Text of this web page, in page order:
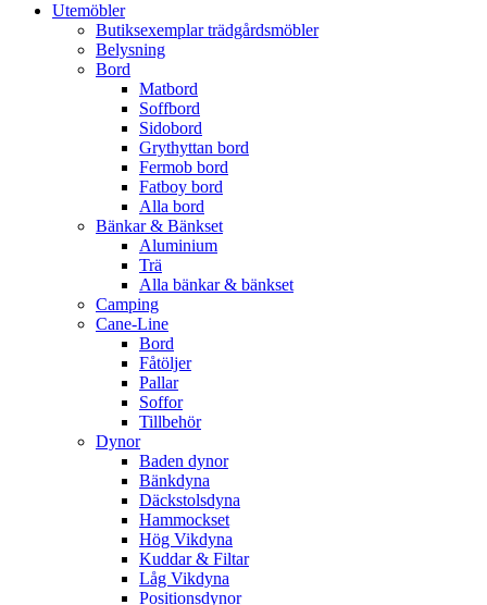
Utemöbler
Butiksexemplar trädgårdsmöbler
Belysning
Bord
Matbord
Soffbord
Sidobord
Grythyttan bord
Fermob bord
Fatboy bord
Alla bord
Bänkar & Bänkset
Aluminium
Trä
Alla bänkar & bänkset
Camping
Cane-Line
Bord
Fåtöljer
Pallar
Soffor
Tillbehör
Dynor
Baden dynor
Bänkdyna
Däckstolsdyna
Hammockset
Hög Vikdyna
Kuddar & Filtar
Låg Vikdyna
Positionsdynor